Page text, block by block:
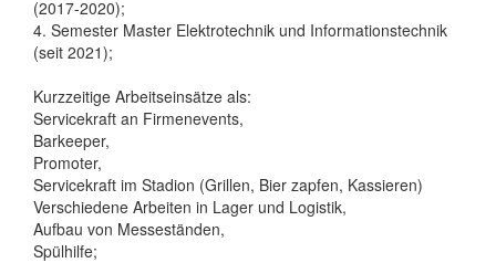
(2017-2020);
4. Semester Master Elektrotechnik und Informationstechnik
(seit 2021);
Kurzzeitige Arbeitseinsätze als:
Servicekraft an Firmenevents,
Barkeeper,
Promoter,
Servicekraft im Stadion (Grillen, Bier zapfen, Kassieren)
Verschiedene Arbeiten in Lager und Logistik,
Aufbau von Messeständen,
Spülhilfe;